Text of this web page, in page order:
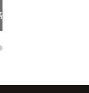
此
有
款